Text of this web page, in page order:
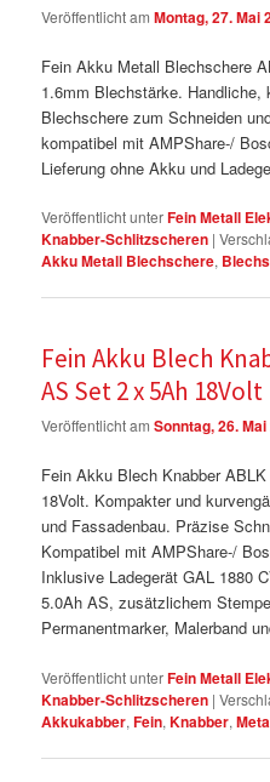
Veröffentlicht amMontag, 27. Mai
Fein Akku Metall Blechschere
1.6mm Blechstärke. Handliche,
Blechschere zum Schneiden
kompatibel mit AMPShare-/
Lieferung ohne Akku und
Veröffentlicht unterFein Metall
Knabber-Schlitzscheren |
Akku Metall Blechschere,
Fein Akku Blech
AS Set 2 x 5Ah 18Volt
Veröffentlicht amSonntag, 26.
Fein Akku Blech Knabber
18Volt. Kompakter und
und Fassadenbau. Präzise
Kompatibel mit AMPShare-/
Inklusive Ladegerät GAL 1880
5.0Ah AS, zusätzlichem
Permanentmarker, Malerband
Veröffentlicht unterFein Metall
Knabber-Schlitzscheren |
Akkukabber,Fein,Knabber,